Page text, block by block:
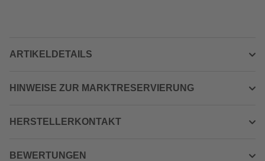
ARTIKELDETAILS
HINWEISE ZUR MARKTRESERVIERUNG
HERSTELLERKONTAKT
BEWERTUNGEN